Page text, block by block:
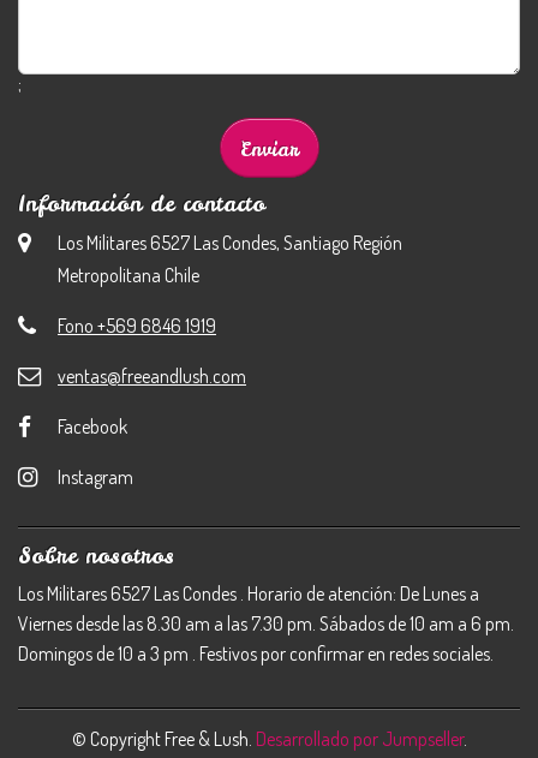
;
Información de contacto
Los Militares 6527 Las Condes, Santiago Región
Metropolitana Chile
Fono +569 6846 1919
ventas@freeandlush.com
Facebook
Instagram
Sobre nosotros
Los Militares 6527 Las Condes . Horario de atención: De Lunes a
Viernes desde las 8.30 am a las 7.30 pm. Sábados de 10 am a 6 pm.
Domingos de 10 a 3 pm . Festivos por confirmar en redes sociales.
© Copyright Free & Lush. Desarrollado por Jumpseller.